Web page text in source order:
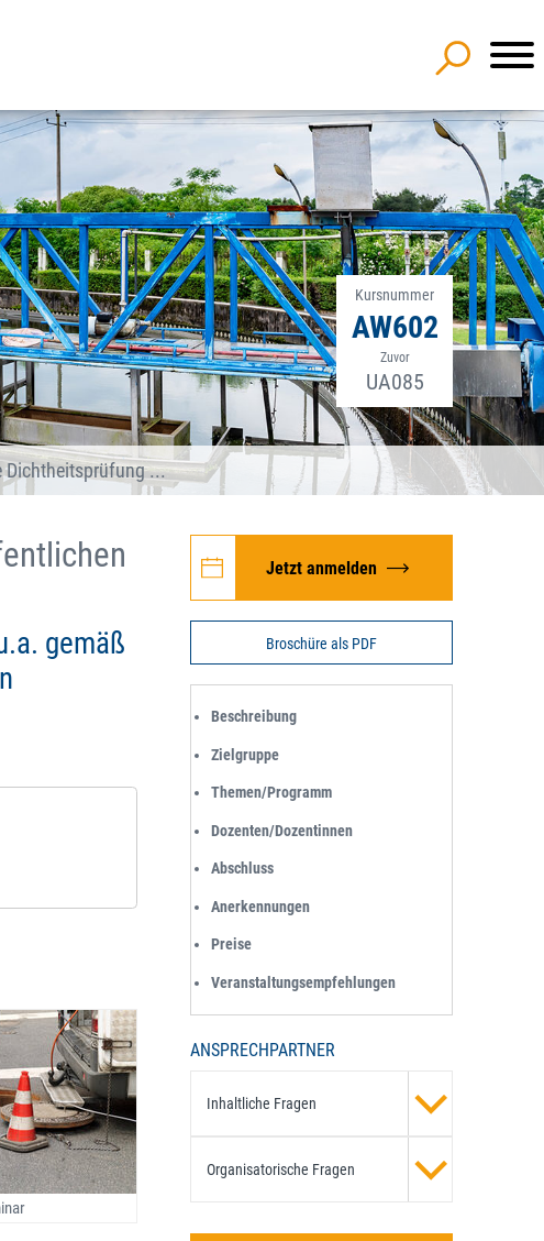
Kursnummer
AW602
Zuvor
UA085
Dichtheitsprüfung ...
gemäß
Jetzt anmelden
Broschüre als PDF
Beschreibung
Zielgruppe
Themen/Programm
Dozenten/Dozentinnen
Abschluss
Anerkennungen
Preise
Veranstaltungsempfehlungen
ANSPRECHPARTNER
Inhaltliche Fragen
Organisatorische Fragen